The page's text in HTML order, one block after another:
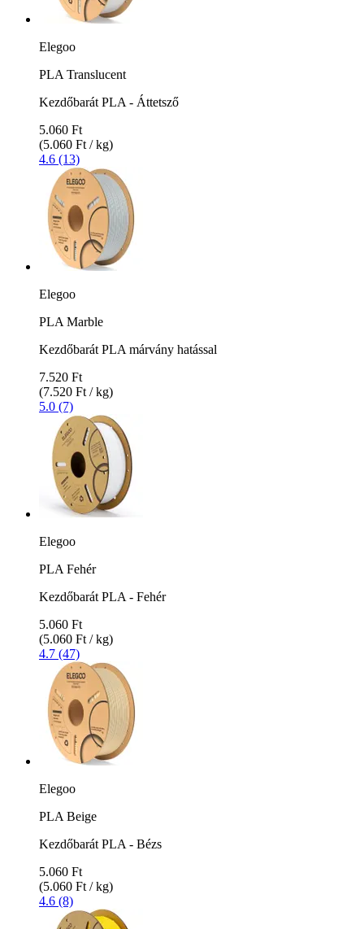
Elegoo
PLA Translucent
Kezdőbarát PLA - Áttetsző
5.060 Ft
(5.060 Ft / kg)
4.6 (13)
Elegoo
PLA Marble
Kezdőbarát PLA márvány hatással
7.520 Ft
(7.520 Ft / kg)
5.0 (7)
Elegoo
PLA Fehér
Kezdőbarát PLA - Fehér
5.060 Ft
(5.060 Ft / kg)
4.7 (47)
Elegoo
PLA Beige
Kezdőbarát PLA - Bézs
5.060 Ft
(5.060 Ft / kg)
4.6 (8)